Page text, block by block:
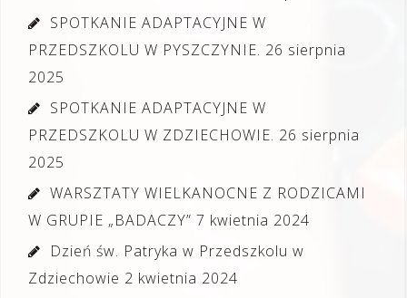
SPOTKANIE ADAPTACYJNE W
PRZEDSZKOLU W PYSZCZYNIE. 26 sierpnia
2025
SPOTKANIE ADAPTACYJNE W
PRZEDSZKOLU W ZDZIECHOWIE. 26 sierpnia
2025
WARSZTATY WIELKANOCNE Z RODZICAMI
W GRUPIE „BADACZY” 7 kwietnia 2024
Dzień św. Patryka w Przedszkolu w
Zdziechowie 2 kwietnia 2024